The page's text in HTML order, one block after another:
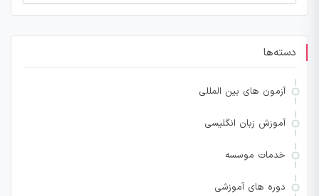
برای:
دسته‌ها
آزمون های بین المللی
آموزش زبان انگلیسی
خدمات موسسه
دوره های آموزشی